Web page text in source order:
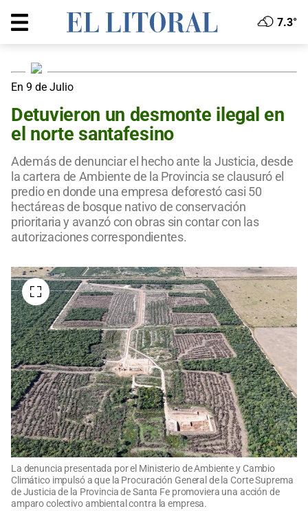
7.3°
En 9 de Julio
Detuvieron un desmonte ilegal en
el norte santafesino
Además de denunciar el hecho ante la Justicia, desde
la cartera de Ambiente de la Provincia se clausuró el
predio en donde una empresa deforestó casi 50
hectáreas de bosque nativo de conservación
prioritaria y avanzó con obras sin contar con las
autorizaciones correspondientes.
La denuncia presentada por el Ministerio de Ambiente y Cambio
Climático impulsó a que la Procuración General de la Corte Suprema
de Justicia de la Provincia de Santa Fe promoviera una acción de
amparo colectivo ambiental contra la empresa.